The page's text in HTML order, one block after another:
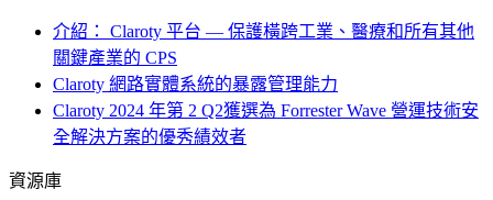
介紹： Claroty 平台 — 保護橫跨工業、醫療和所有其他
關鍵產業的 CPS
Claroty 網路實體系統的暴露管理能力
Claroty 2024 年第 2 Q2獲選為 Forrester Wave 營運技術安
全解決方案的優秀績效者
資源庫